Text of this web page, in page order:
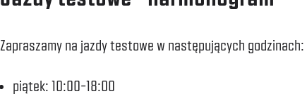
Zapraszamy na jazdy testowe w następujących godzinach:
piątek: 10:00–18:00